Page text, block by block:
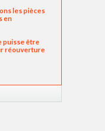
les pièces
en
puisse être
réouverture